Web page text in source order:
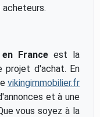
France est la
projet d'achat. En
vikingimmobilier.fr
et à une
vous soyez à la